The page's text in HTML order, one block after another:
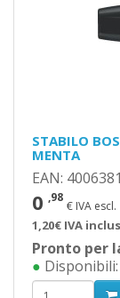
STABILO
MENTA
EAN:
0 ,98
€ IVA escl.
1,20€ IVA
Pronto per
● Disponibili: